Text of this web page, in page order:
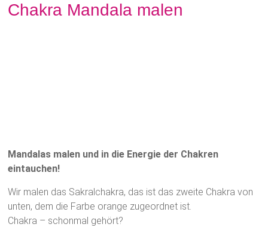
Coaching
Chakra Mandala malen
Mandalas malen und in die Energie der Chakren
eintauchen!
Wir malen das Sakralchakra, das ist das zweite Chakra von
unten, dem die Farbe orange zugeordnet ist.
Chakra – schonmal gehört?